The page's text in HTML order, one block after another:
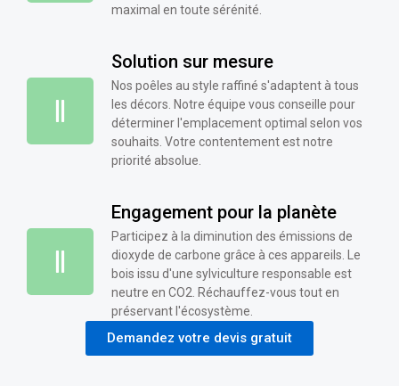
maximal en toute sérénité.
Solution sur mesure
Nos poêles au style raffiné s'adaptent à tous
les décors. Notre équipe vous conseille pour
déterminer l'emplacement optimal selon vos
souhaits. Votre contentement est notre
priorité absolue.
Engagement pour la planète
Participez à la diminution des émissions de
dioxyde de carbone grâce à ces appareils. Le
bois issu d'une sylviculture responsable est
neutre en CO2. Réchauffez-vous tout en
préservant l'écosystème.
Demandez votre devis gratuit